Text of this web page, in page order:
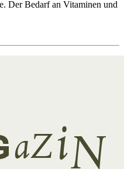
Der Bedarf an Vitaminen und